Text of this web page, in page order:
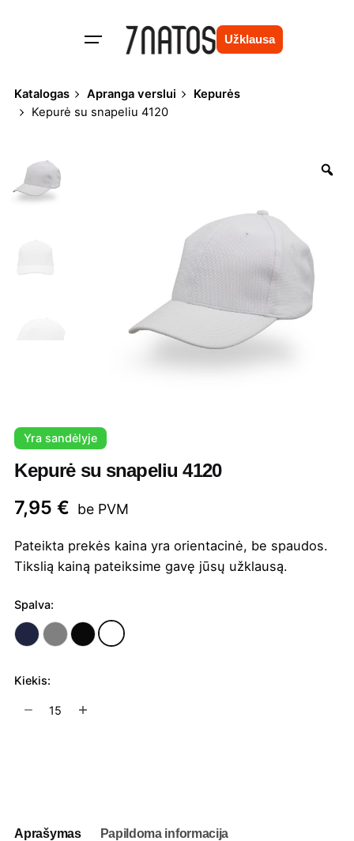
Užklausa
Katalogas Apranga verslui
Kepurės
Kepurė su snapeliu 4120
Yra sandėlyje
Kepurė su snapeliu 4120
7,95€ be PVM
Pateikta prekės kaina yra orientacinė, be spaudos.
Tikslią kainą pateiksime gavę jūsų užklausą.
Spalva:
Kiekis:
produkto
Aprašymas Papildoma informacija